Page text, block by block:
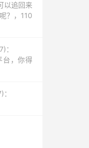
以追回来
？，110
：
台，你得